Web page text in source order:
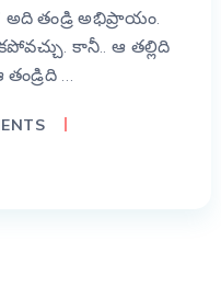
అది తండ్రి అభిప్రాయం.
కానీ.. ఆ తల్లిది
…